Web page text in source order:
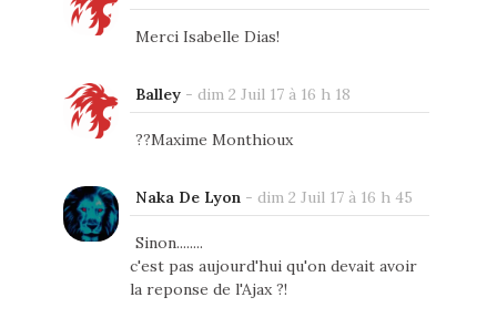
Merci Isabelle Dias!
Balley- dim 2 Juil 17 à 16 h 18
??Maxime Monthioux
Naka De Lyon- dim 2 Juil 17 à 16 h 45
Sinon........
c'est pas aujourd'hui qu'on devait avoir
la reponse de l'Ajax ?!